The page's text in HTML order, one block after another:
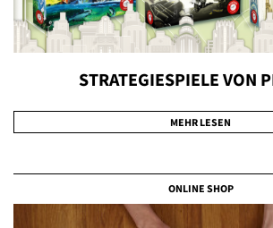
STRATEGIESPIELE VON
MEHR LESEN
ONLINE SHOP